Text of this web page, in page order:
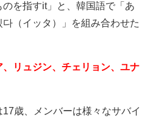
のを指すit」と、韓国語で「あ
（イッタ）」を組み合わせた
、リュジン、チェリョン、ユナ
17歳、メンバーは様々なサバイ